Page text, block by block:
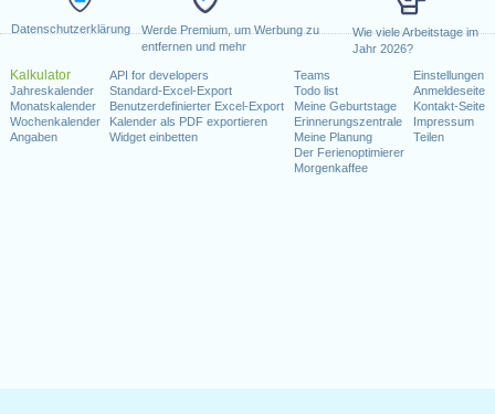
Datenschutzerklärung
Werde Premium, um Werbung zu
entfernen und mehr
Wie viele Arbeitstage im
Jahr 2026?
Kalkulator
Jahreskalender
Monatskalender
Wochenkalender
Angaben
API for developers
Standard-Excel-Export
Benutzerdefinierter Excel-Export
Kalender als PDF exportieren
Widget einbetten
Teams
Todo list
Meine Geburtstage
Erinnerungszentrale
Meine Planung
Der Ferienoptimierer
Morgenkaffee
Einstellungen
Anmeldeseite
Kontakt-Seite
Impressum
Teilen